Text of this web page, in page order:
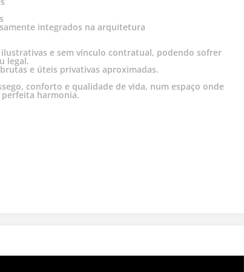
integrados na arquitetura
e sem vínculo contratual, podendo sofrer
legal.
e úteis privativas aproximadas.
conforto e qualidade de vida, num espaço onde
harmonia.